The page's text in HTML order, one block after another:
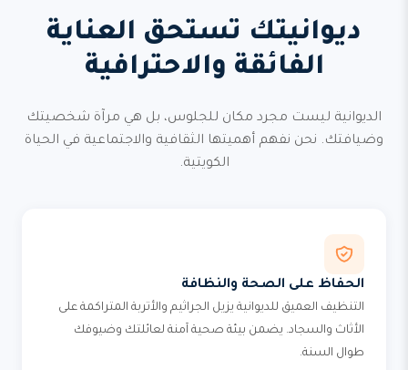
ديوانيتك تستحق العناية
الفائقة والاحترافية
الديوانية ليست مجرد مكان للجلوس، بل هي مرآة شخصيتك
وضيافتك. نحن نفهم أهميتها الثقافية والاجتماعية في الحياة
الكويتية.
الحفاظ على الصحة والنظافة
التنظيف العميق للديوانية يزيل الجراثيم والأتربة المتراكمة على
الأثاث والسجاد. يضمن بيئة صحية آمنة لعائلتك وضيوفك
طوال السنة.